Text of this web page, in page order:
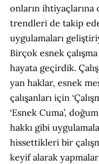
onların
trendleri de takip
uygulamaları
Birçok esnek
hayata geçirdik.
yan haklar, esnek
çalışanları için
‘Esnek Cuma’,
hakkı gibi
hissettikleri bir
keyif alarak